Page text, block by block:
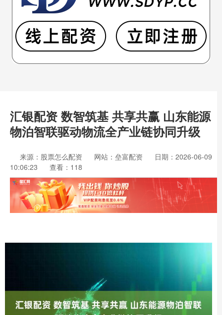
汇银配资 数智筑基 共享共赢 山东能源
物泊智联驱动物流全产业链协同升级
来源：股票怎么配资 网站：垒富配资
日期：2026-06-09
10:06:23
查看：118